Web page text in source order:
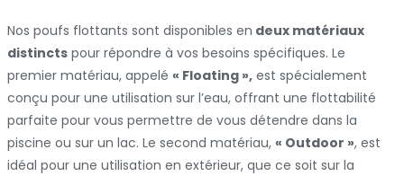
Nos poufs flottants sont disponibles en deux matériaux
distincts pour répondre à vos besoins spécifiques. Le
premier matériau, appelé « Floating », est spécialement
conçu pour une utilisation sur l’eau, offrant une flottabilité
parfaite pour vous permettre de vous détendre dans la
piscine ou sur un lac. Le second matériau, « Outdoor », est
idéal pour une utilisation en extérieur, que ce soit sur la